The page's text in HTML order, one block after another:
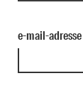
e-mail-adresse